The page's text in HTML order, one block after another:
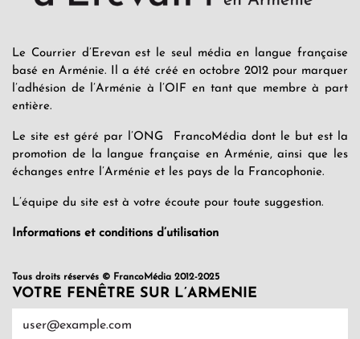
Le Courrier d’Erevan est le seul média en langue française
basé en Arménie. Il a été créé en octobre 2012 pour marquer
l’adhésion de l’Arménie à l’OIF en tant que membre à part
entière.
Le site est géré par l’ONG FrancoMédia dont le but est la
promotion de la langue française en Arménie, ainsi que les
échanges entre l’Arménie et les pays de la Francophonie.
L’équipe du site est à votre écoute pour toute suggestion.
Informations et conditions d’utilisation
Tous droits réservés © FrancoMédia 2012-2025
VOTRE FENÊTRE SUR L’ARMENIE